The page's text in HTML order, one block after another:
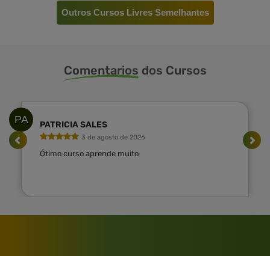
Outros Cursos Livres Semelhantes
Comentarios dos Cursos
PA PATRICIA SALES
3 de agosto de 2026
Ótimo curso aprende muito